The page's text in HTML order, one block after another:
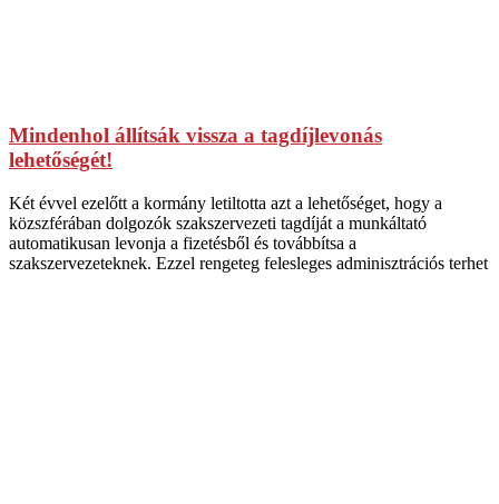
Mindenhol állítsák vissza a tagdíjlevonás
lehetőségét!
Két évvel ezelőtt a kormány letiltotta azt a lehetőséget, hogy a
közszférában dolgozók szakszervezeti tagdíját a munkáltató
automatikusan levonja a fizetésből és továbbítsa a
szakszervezeteknek. Ezzel rengeteg felesleges adminisztrációs terhet